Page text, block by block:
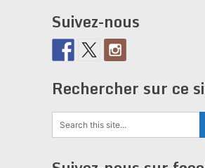
Suivez-nous
Rechercher sur ce